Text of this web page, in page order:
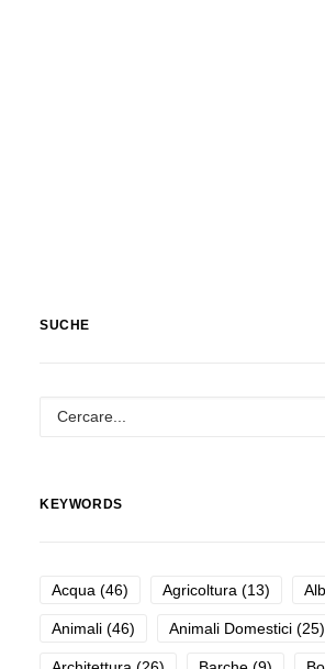
SUCHE
KEYWORDS
Acqua (46) Agricoltura (13)
Animali (46) Animali Domestici (25)